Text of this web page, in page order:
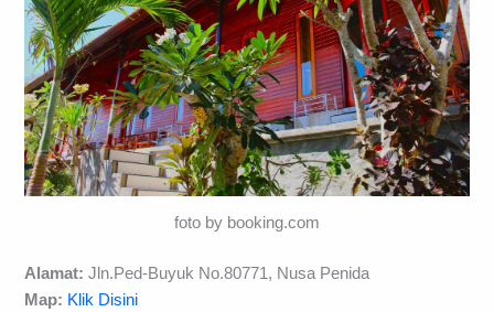
foto by booking.com
Alamat: Jln.Ped-Buyuk No.80771, Nusa Penida
Map: Klik Disini